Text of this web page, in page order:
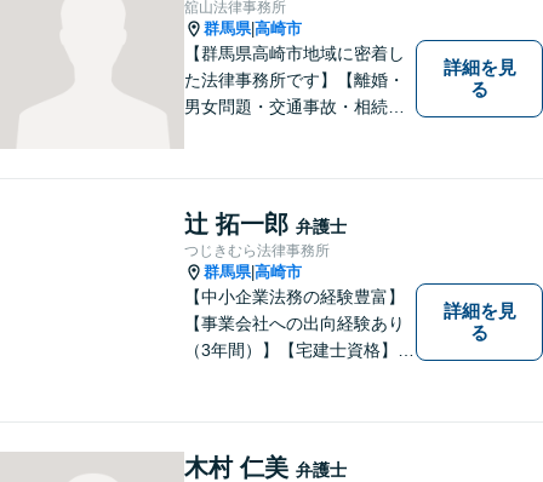
まずに、お気軽にお問い合わ
せください。
舘山法律事務所
群馬県|高崎市
【群馬県高崎市地域に密着し
た法律事務所です】【離婚・
男女問題・交通事故・相続問
みを抱えていらっしゃる皆様
に、何とか笑顔を取り戻して
いただきたいというのをモッ
トーにしております。
詳細を見
る
辻 拓一郎 弁護士
つじきむら法律事務所
群馬県|高崎市
【中小企業法務の経験豊富】
【事業会社への出向経験あり
（3年間）】【宅建士資格】信
詳細を見
る
木村 仁美 弁護士